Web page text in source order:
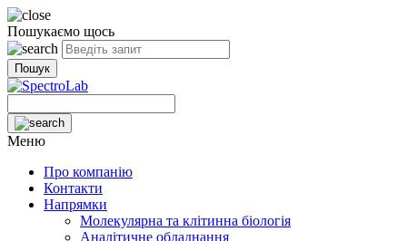
Пошукаємо щось
Пошук
Меню
Про компанію
Контакти
Напрямки
Молекулярна та клітинна біологія
Аналітичне обладнання